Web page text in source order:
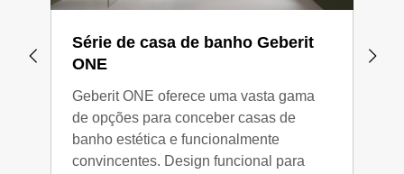
Série de casa de banho Geberit
ONE
Geberit ONE oferece uma vasta gama
de opções para conceber casas de
banho estética e funcionalmente
convincentes. Design funcional para